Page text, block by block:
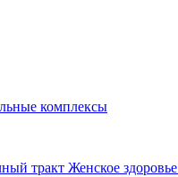
комплексы
тракт Женское здоровье